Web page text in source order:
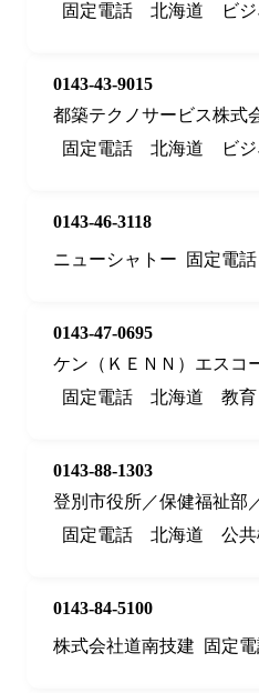
固定電話
北海道 ビ
0143-43-9015
都築テクノサービス株式
固定電話
北海道 ビ
0143-46-3118
ニューシャトー
固定電話
0143-47-0695
ケン（ＫＥＮＮ）エスコ
固定電話
北海道 教
0143-88-1303
登別市役所／保健福祉部
固定電話
北海道 公
0143-84-5100
株式会社道南技建
固定